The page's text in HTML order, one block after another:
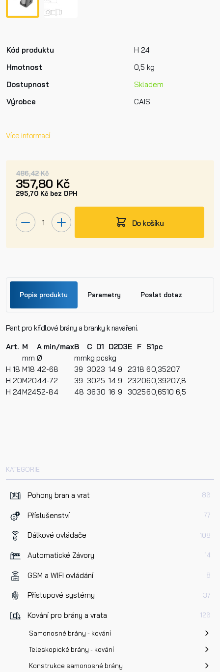
KATEGORIE
Pohony bran a vrat 86
Příslušenství 77
Dálkové ovládače 108
Automatické Závory 14
GSM a WIFI ovládání 8
Přístupové systémy 37
Kování pro brány a vrata 126
Samonosné brány - kování
Teleskopické brány - kování
Konstrukce samonosné brány
Kód produktu
H 24
Hmotnost
0,5 kg
Dostupnost
Skladem
Výrobce
CAIS
Více informací
486,42 Kč
357,80 Kč
295,70 Kč bez DPH
Do košíku
Popis produktu Parametry Poslat dotaz
Pant pro křídlové brány a branky k navaření.
Art. M A min/maxB C D1 D2D3E F S1pc
mm Ø mmkg pcskg
H 18 M18 42-68 39 3023 14 9 2318 60,35207
H 20M2044-72 39 3025 14 9 232060,39207,8
H 24M2452-84 48 3630 16 9 302560,6510 6,5
Jméno
Příjmení
osobních údajůa na základě toho souhlasím se
zpracováním osobních údajů.